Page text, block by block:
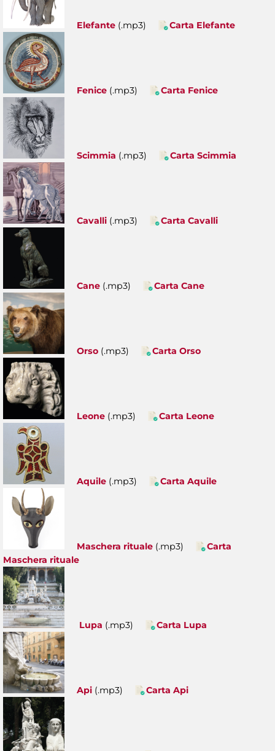
Elefante (.mp3) Carta Elefante
Fenice (.mp3) Carta Fenice
Scimmia (.mp3) Carta Scimmia
Cavalli (.mp3) Carta Cavalli
Cane (.mp3) Carta Cane
Orso (.mp3) Carta Orso
Leone (.mp3) Carta Leone
Aquile (.mp3) Carta Aquile
Maschera rituale (.mp3)
Carta
Maschera rituale
Lupa (.mp3) Carta Lupa
Api (.mp3) Carta Api